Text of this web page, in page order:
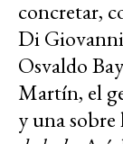
concretar,
Di
Osvaldo
Martín, el
y una